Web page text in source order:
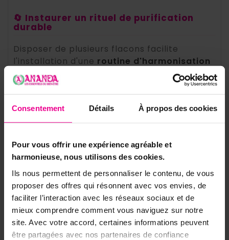
Consentement Détails À propos des cookies
Pour vous offrir une expérience agréable et
harmonieuse, nous utilisons des cookies.
Ils nous permettent de personnaliser le contenu, de vous
proposer des offres qui résonnent avec vos envies, de
faciliter l’interaction avec les réseaux sociaux et de
mieux comprendre comment vous naviguez sur notre
site. Avec votre accord, certaines informations peuvent
être partagées avec nos partenaires de confiance
🔄 Instaurer un rituel de purification
durable
Disposer de plusieurs flacons facilite
l'installation d'une routine d'harmonisation
régulière: plus un espace est purifié
fréquemment, plus son énergie reste claire
et légère. Vaporisez chaque semaine les
pièces de vie, insistez sur les entrées et les
angles où l'énergie a tendance à stagner, et
tensions, un déménagement ou la visite de
nombreuses personnes. Avec quatre flacons
à disposition, ce rituel devient un réflexe
simple et durable, dans chaque lieu qui
compte pour vous.
« Une Brume d'Aura dans chaque pièce,
une atmosphère purifiée dans toute la